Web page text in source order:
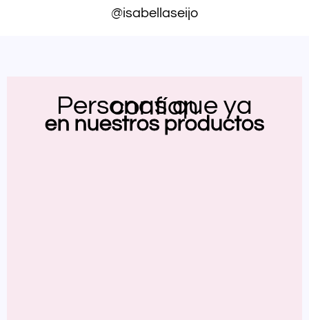
@isabellaseijo
Personas que ya confían
en nuestros productos